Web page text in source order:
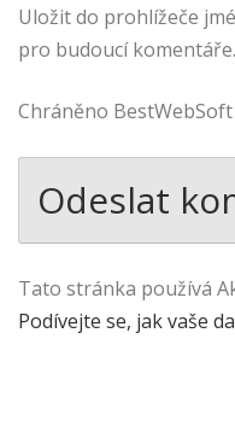
Uložit do prohlížeče
pro budoucí komentáře.
Chráněno
Tato stránka používá
Podívejte se, jak vaše